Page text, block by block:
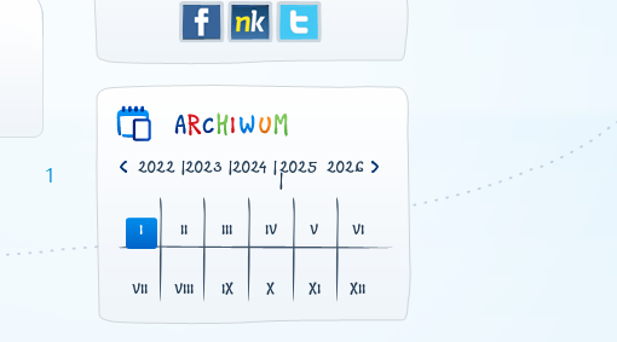
12020 2021| 2022|2023 |2024 |2025
|
2026
I II III IV V VI
VII VIII IX X XI XII